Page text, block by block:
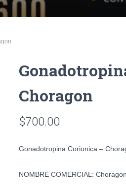
Choragon
$700.00
Gonadotropina Corionica –
NOMBRE COMERCIAL: